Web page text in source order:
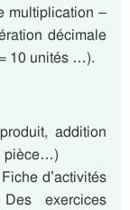
multiplication –
décimale
10 unités …).
addition
pièce…)
d’activités
exercices